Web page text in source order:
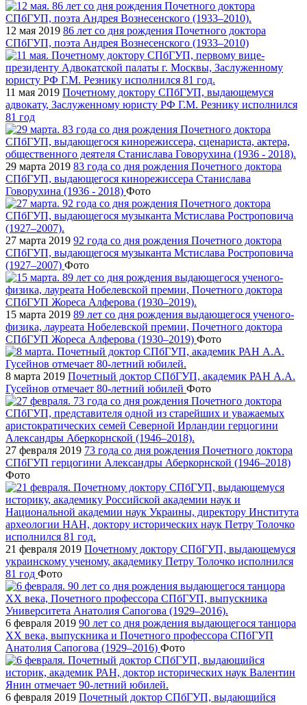
12 мая 2019 86 лет со дня рождения Почетного доктора
СПбГУП, поэта Андрея Вознесенского (1933–2010)
11 мая 2019 Почетному доктору СПбГУП, выдающемуся
адвокату, Заслуженному юристу РФ Г.М. Резнику исполнился
81 год
29 марта 2019 83 года со дня рождения Почетного доктора
СПбГУП, выдающегося кинорежиссера Станислава
Говорухина (1936 - 2018) Фото
27 марта 2019 92 года со дня рождения Почетного доктора
СПбГУП, выдающегося музыканта Мстислава Ростроповича
(1927–2007) Фото
15 марта 2019 89 лет со дня рождения выдающегося ученого-
физика, лауреата Нобелевской премии, Почетного доктора
СПбГУП Жореса Алферова (1930–2019) Фото
8 марта 2019 Почетный доктор СПбГУП, академик РАН А.А.
Гусейнов отмечает 80-летний юбилей Фото
27 февраля 2019 73 года со дня рождения Почетного доктора
СПбГУП герцогини Александры Аберкорнской (1946–2018)
Фото
21 февраля 2019 Почетному доктору СПбГУП, выдающемуся
украинскому ученому, академику Петру Толочко исполнился
81 год Фото
6 февраля 2019 90 лет со дня рождения выдающегося танцора
XX века, выпускника и Почетного профессора СПбГУП
Анатолия Сапогова (1929–2016) Фото
6 февраля 2019 Почетный доктор СПбГУП, выдающийся